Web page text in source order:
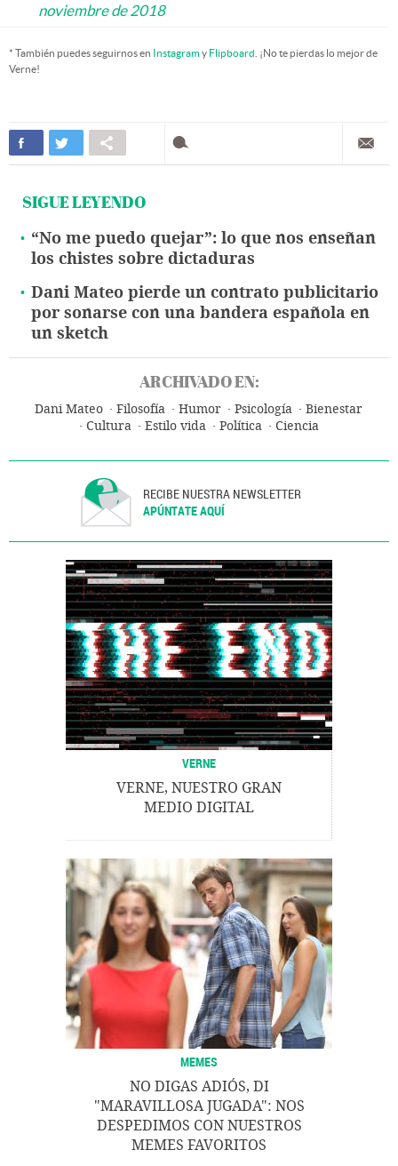
noviembre de 2018
* También puedes seguirnos en Instagramy Flipboard . ¡No te pierdas lo mejor de
Verne!
SIGUE LEYENDO
“No me puedo quejar”: lo que nos enseñan
los chistes sobre dictaduras
Dani Mateo pierde un contrato publicitario
por sonarse con una bandera española en
un sketch
ARCHIVADO EN:
Dani Mateo Filosofía Humor Psicología
Bienestar
Cultura
Estilo vida Política Ciencia
RECIBE NUESTRA NEWSLETTER
APÚNTATE AQUÍ
VERNE
VERNE, NUESTRO GRAN
MEDIO DIGITAL
MEMES
NO DIGAS ADIÓS, DI
"MARAVILLOSA JUGADA": NOS
DESPEDIMOS CON NUESTROS
MEMES FAVORITOS